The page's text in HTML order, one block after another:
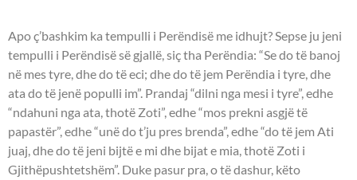
Apo ç’bashkim ka tempulli i Perëndisë me idhujt? Sepse ju jeni
tempulli i Perëndisë së gjallë, siç tha Perëndia: “Se do të banoj
në mes tyre, dhe do të eci; dhe do të jem Perëndia i tyre, dhe
ata do të jenë populli im”. Prandaj “dilni nga mesi i tyre”, edhe
“ndahuni nga ata, thotë Zoti”, edhe “mos prekni asgjë të
papastër”, edhe “unë do t’ju pres brenda”, edhe “do të jem Ati
juaj, dhe do të jeni bijtë e mi dhe bijat e mia, thotë Zoti i
Gjithëpushtetshëm”. Duke pasur pra, o të dashur, këto